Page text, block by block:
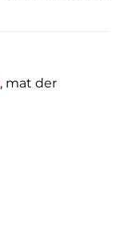
, mat der